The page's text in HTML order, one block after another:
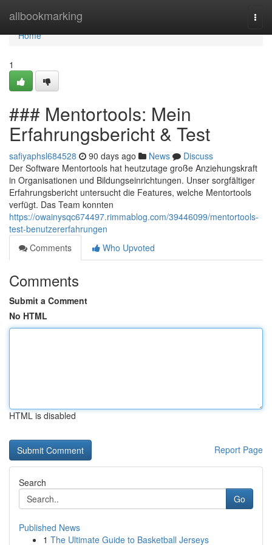
allbookmarking
Home
Home
1
### Mentortools: Mein
Erfahrungsbericht & Test
safiyaphsl684528 90 days ago News
Discuss
Der Software Mentortools hat heutzutage große Anziehungskraft
in Organisationen und Bildungseinrichtungen. Unser sorgfältiger
Erfahrungsbericht untersucht die Features, welche Mentortools
verfügt. Das Team konnten
https://owainysqc674497.rimmablog.com/39446099/mentortools-
test-benutzererfahrungen
Comments
Who Upvoted
Comments
Submit a Comment
No HTML
HTML is disabled
Report Page
Search
Go
Published News
1 The Ultimate Guide to Basketball Jerseys